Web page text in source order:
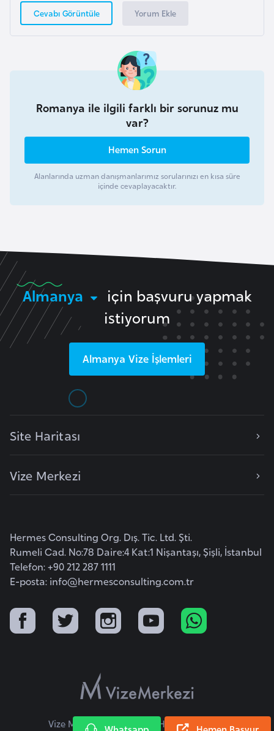
Cevabı Görüntüle Yorum Ekle
Romanya ile ilgili farklı bir sorunuz mu
var?
Hemen Sorun
Alanlarında uzman danışmanlarımız sorularınızı en kısa süre
içinde cevaplayacaktır.
Almanya
için başvuru yapmak
istiyorum
Almanya Vize İşlemleri
Site Haritası
Vize Merkezi
Hermes Consulting Org. Dış. Tic. Ltd. Şti.
Rumeli Cad. No:78 Daire:4 Kat:1 Nişantaşı, Şişli, İstanbul
Telefon: +90 212 287 1111
E-posta: info@hermesconsulting.com.tr
Vize Merkezi © 2026 Tüm Hakları Saklıdır.
ı
r
v
a
a
n
d
a
İ
e
İ
l
a